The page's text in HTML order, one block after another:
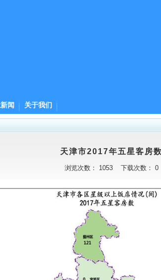
闻 关于我们
天津市2017年五星客房数
浏览次数： 1053下载次数： 0